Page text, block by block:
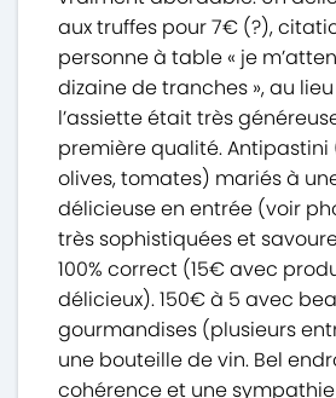
aux truffes pour 7€ (?),
personne à table « je
dizaine de tranches », au
l’assiette était très
première qualité.
olives, tomates) mariés à
délicieuse en entrée (voir
très sophistiquées et
100% correct (15€ avec
délicieux). 150€ à 5 avec
gourmandises (plusieurs
une bouteille de vin. Bel
cohérence et une